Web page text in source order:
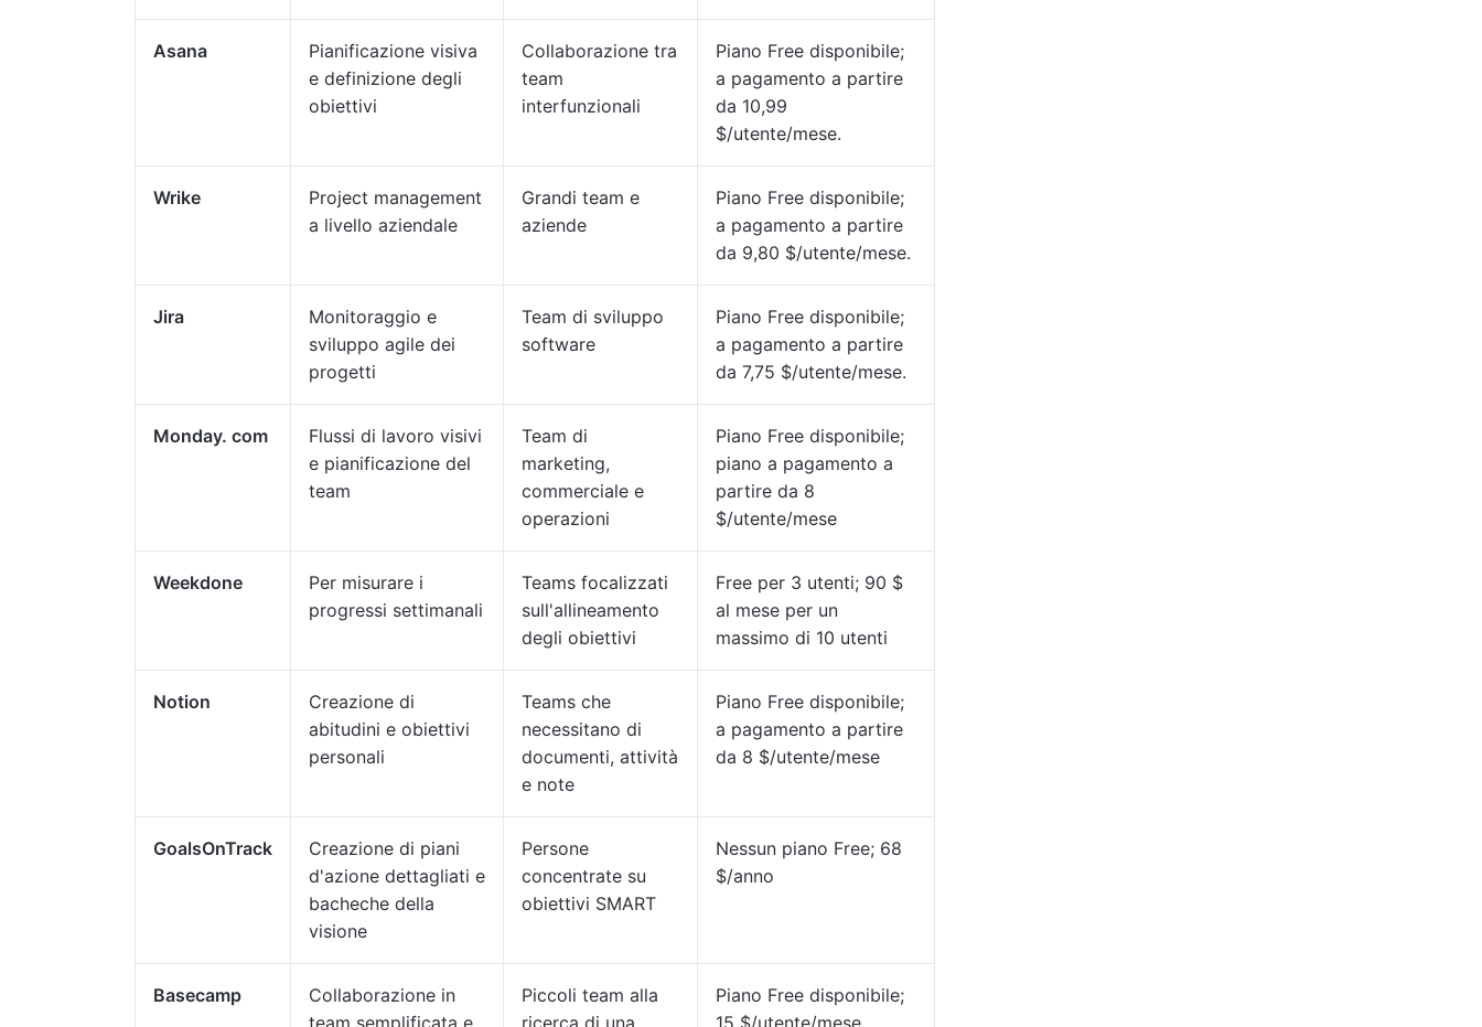
Asana
Pianificazione visiva
e definizione degli
obiettivi
Collaborazione tra
team
interfunzionali
Piano Free disponibile;
a pagamento a partire
da 10,99
$/utente/mese.
Wrike
Project management
a livello aziendale
Grandi team e
aziende
Piano Free disponibile;
a pagamento a partire
da 9,80 $/utente/mese.
Jira
Monitoraggio e
sviluppo agile dei
progetti
Team di sviluppo
software
Piano Free disponibile;
a pagamento a partire
da 7,75 $/utente/mese.
Monday. com
Flussi di lavoro visivi
e pianificazione del
team
Team di
marketing,
commerciale e
operazioni
Piano Free disponibile;
piano a pagamento a
partire da 8
$/utente/mese
Weekdone
Per misurare i
progressi settimanali
Teams focalizzati
sull'allineamento
degli obiettivi
Free per 3 utenti; 90 $
al mese per un
massimo di 10 utenti
Notion
Creazione di
abitudini e obiettivi
personali
Teams che
necessitano di
documenti, attività
e note
Piano Free disponibile;
a pagamento a partire
da 8 $/utente/mese
GoalsOnTrack
Creazione di piani
d'azione dettagliati e
bacheche della
visione
Persone
concentrate su
obiettivi SMART
Nessun piano Free; 68
$/anno
Basecamp
Collaborazione in
team semplificata e
Piccoli team alla
ricerca di una
Piano Free disponibile;
15 $/utente/mese